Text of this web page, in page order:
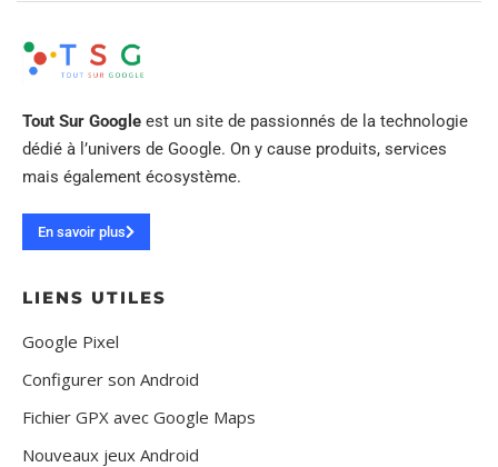
Tout Sur Google est un site de passionnés de la technologie
dédié à l’univers de Google. On y cause produits, services
mais également écosystème.
En savoir plus
LIENS UTILES
Google Pixel
Configurer son Android
Fichier GPX avec Google Maps
Nouveaux jeux Android